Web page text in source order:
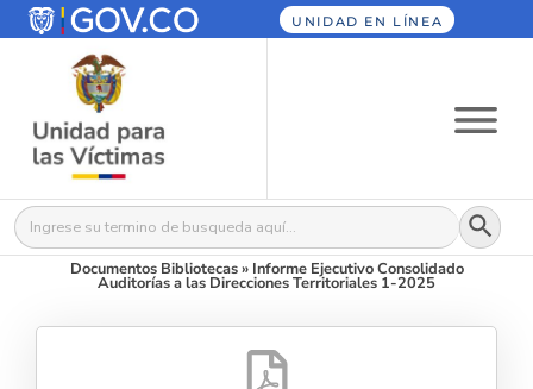
UNIDAD EN LÍNEA
Buscar: Botón
Documentos Bibliotecas» Informe Ejecutivo Consolidado
Auditorías a las Direcciones Territoriales 1-2025